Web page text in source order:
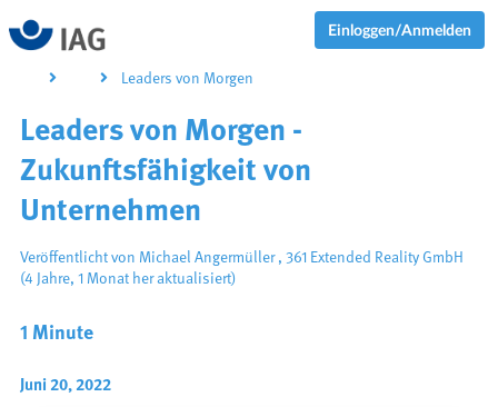
Einloggen/Anmelden
Leaders von Morgen
1 Minute
Juni 20, 2022
Leaders von Morgen -
Zukunftsfähigkeit von
Unternehmen
Veröffentlicht von Michael Angermüller, 361 Extended Reality GmbH
(4 Jahre, 1 Monat her aktualisiert)